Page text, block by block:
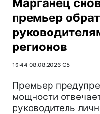
Марганец
премьер
регионов
16:44 08.08.2026 Сб
Премьер
мощности
руководитель